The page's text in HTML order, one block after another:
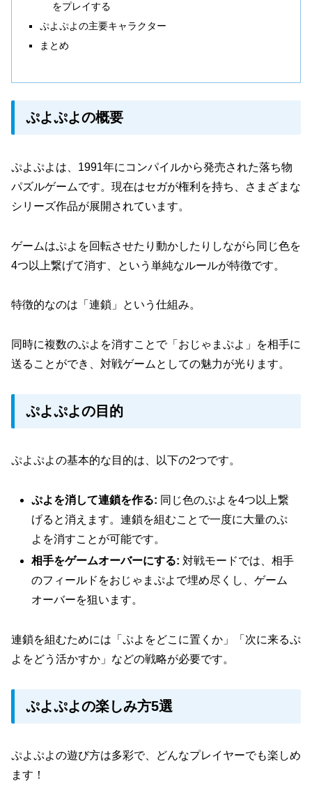
をプレイする
ぷよぷよの主要キャラクター
まとめ
ぷよぷよの概要
ぷよぷよは、1991年にコンパイルから発売された落ち物
パズルゲームです。現在はセガが権利を持ち、さまざまな
シリーズ作品が展開されています。
ゲームはぷよを回転させたり動かしたりしながら同じ色を
4つ以上繋げて消す、という単純なルールが特徴です。
特徴的なのは「連鎖」という仕組み。
同時に複数のぷよを消すことで「おじゃまぷよ」を相手に
送ることができ、対戦ゲームとしての魅力が光ります。
ぷよぷよの目的
ぷよぷよの基本的な目的は、以下の2つです。
ぷよを消して連鎖を作る: 同じ色のぷよを4つ以上繋
げると消えます。連鎖を組むことで一度に大量のぷ
よを消すことが可能です。
相手をゲームオーバーにする: 対戦モードでは、相手
のフィールドをおじゃまぷよで埋め尽くし、ゲーム
オーバーを狙います。
連鎖を組むためには「ぷよをどこに置くか」「次に来るぷ
よをどう活かすか」などの戦略が必要です。
ぷよぷよの楽しみ方5選
ぷよぷよの遊び方は多彩で、どんなプレイヤーでも楽しめ
ます！